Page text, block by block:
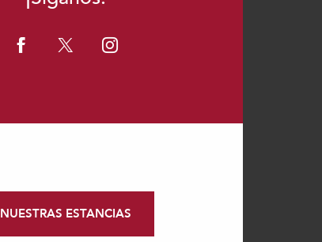
NUESTRAS ESTANCIAS